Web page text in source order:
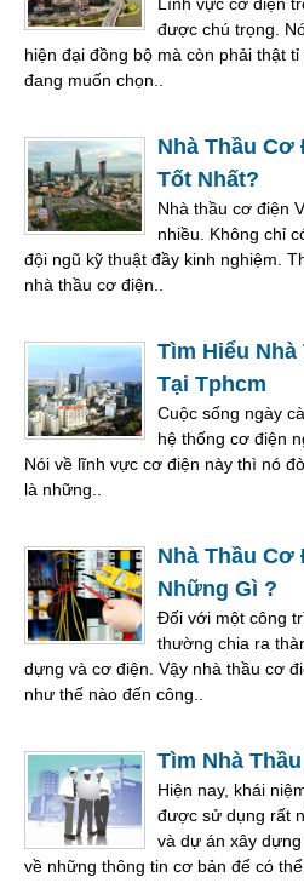
được chú trọng.
hiện đại đồng bộ mà còn phải thật
đang muốn chọn..
Nhà Thầu Cơ
Tốt Nhất?
Nhà thầu cơ điện
nhiều. Không chỉ
đội ngũ kỹ thuật đầy kinh nghiệm.
nhà thầu cơ điện..
Tìm Hiểu
Tại Tphcm
Cuộc sống ngày
hệ thống cơ điện
Nói về lĩnh vực cơ điện này thì nó
là những..
Nhà Thầu Cơ
Những Gì ?
Đối với một công
thường chia ra
dựng và cơ điện. Vậy nhà thầu cơ
như thế nào đến công..
Tìm Nhà
Hiện nay, khái
được sử dụng rất
và dự án xây
về những thông tin cơ bản để có thể..